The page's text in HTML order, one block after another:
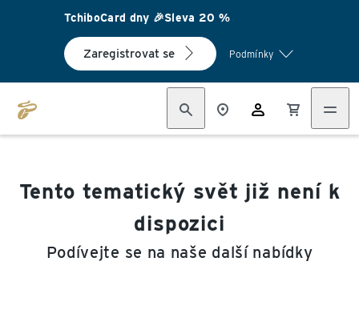
TchiboCard dny 🎉Sleva 20 %
Zaregistrovat se Podmínky
Tento tematický svět již není k
dispozici
Podívejte se na naše další nabídky